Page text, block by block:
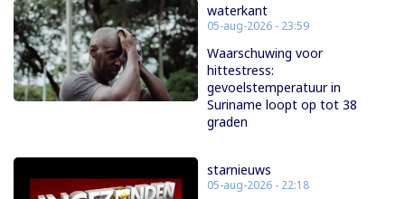
waterkant
05-aug-2026 - 23:59
Waarschuwing voor
hittestress:
gevoelstemperatuur in
Suriname loopt op tot 38
graden
starnieuws
05-aug-2026 - 22:18